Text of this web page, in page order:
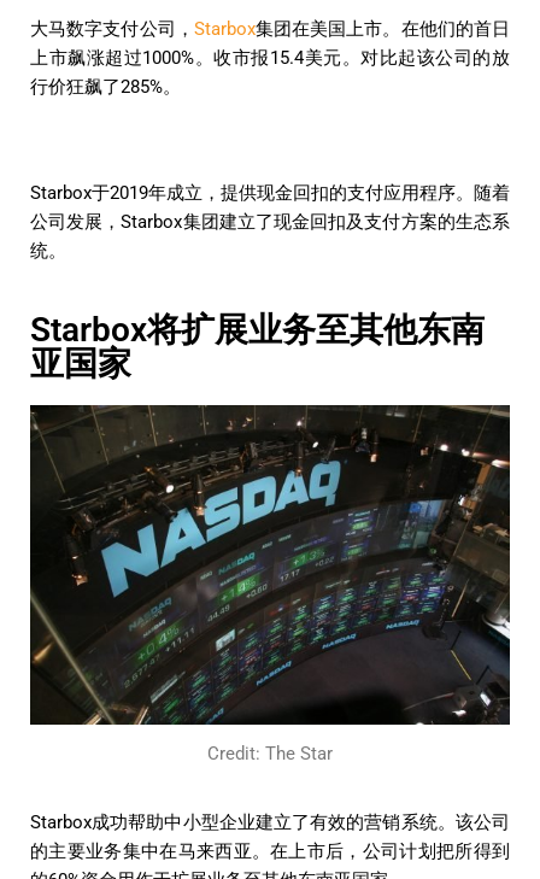
大马数字支付公司， Starbox集团在美国上市。在他们的首日
上市飙涨超过1000%。收市报15.4美元。对比起该公司的放
行价狂飙了285%。
Starbox于2019年成立，提供现金回扣的支付应用程序。随着
公司发展，Starbox集团建立了现金回扣及支付方案的生态系
统。
Starbox将扩展业务至其他东南
亚国家
Credit: The Star
Starbox成功帮助中小型企业建立了有效的营销系统。该公司
的主要业务集中在马来西亚。在上市后，公司计划把所得到